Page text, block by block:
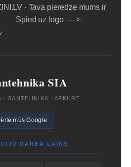
· Tava pieredze mums ir
Spied uz logo --- >
SIA
· SANTEHNIKA · APKURE
mūs Google
DARBA LAIKS